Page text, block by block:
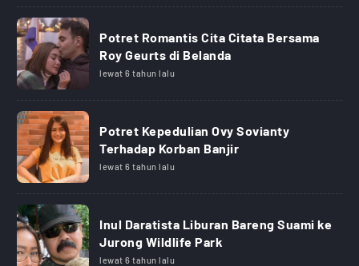
Potret Romantis Cita Citata Bersama
Roy Geurts di Belanda
lewat 6 tahun lalu
Potret Kepedulian Ovy Sovianty
Terhadap Korban Banjir
lewat 6 tahun lalu
Inul Daratista Liburan Bareng Suami ke
Jurong Wildlife Park
lewat 6 tahun lalu